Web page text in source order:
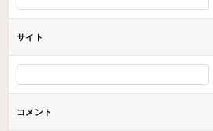
サイト
コメント